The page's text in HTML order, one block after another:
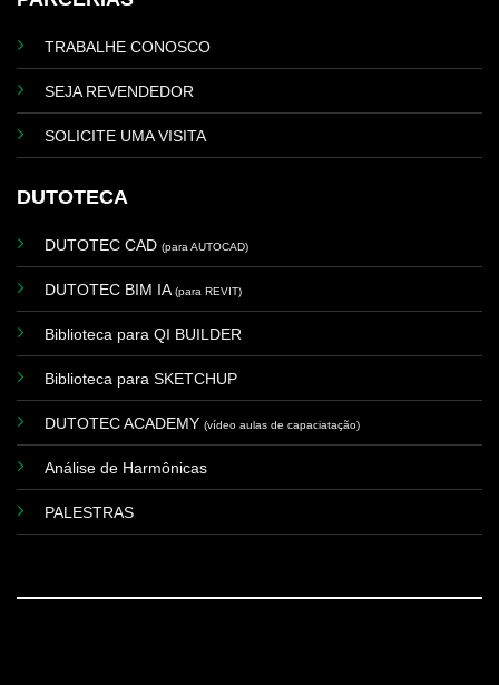
TRABALHE CONOSCO
SEJA REVENDEDOR
SOLICITE UMA VISITA
DUTOTECA
DUTOTEC CAD (para AUTOCAD)
DUTOTEC BIM IA (para REVIT)
Biblioteca para QI BUILDER
Biblioteca para SKETCHUP
DUTOTEC ACADEMY (vídeo aulas de capaciatação)
Análise de Harmônicas
PALESTRAS